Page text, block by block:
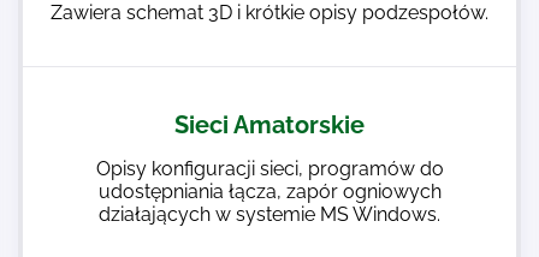
Zawiera schemat 3D i krótkie opisy podzespołów.
Sieci Amatorskie
Opisy konfiguracji sieci, programów do
udostępniania łącza, zapór ogniowych
działających w systemie MS Windows.